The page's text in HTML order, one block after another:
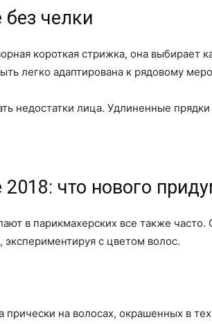
челки
короткая стрижка, она выбирает
легко адаптирована к рядовому
недостатки лица. Удлиненные
что нового
в парикмахерских все также
экспериментируя с цветом волос.
на волосах, окрашенных в